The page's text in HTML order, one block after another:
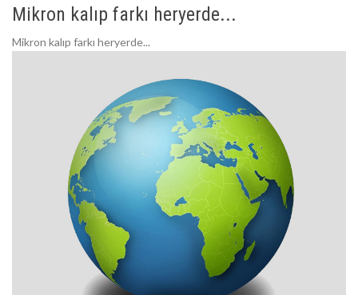
Mikron kalıp farkı heryerde...
Mikron kalıp farkı heryerde...